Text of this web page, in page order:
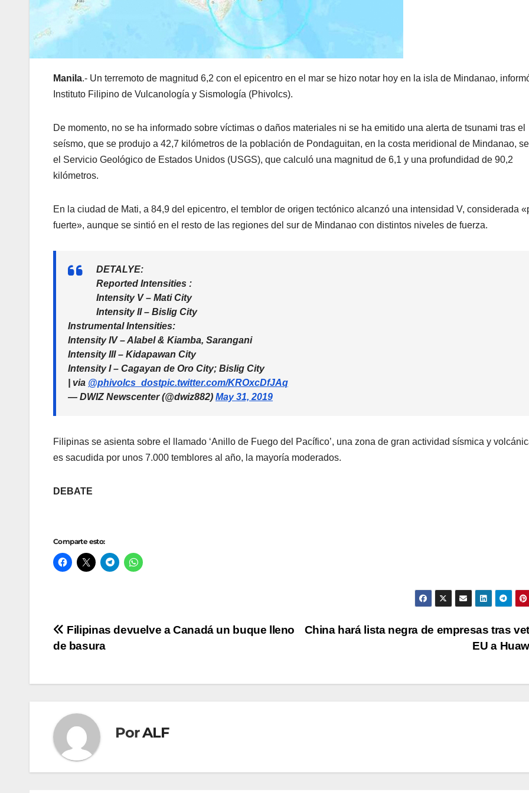
Manila.- Un terremoto de magnitud 6,2 con el epicentro en el mar se hizo notar hoy en la isla de Mindanao,
Instituto Filipino de Vulcanología y Sismología (Phivolcs).
De momento, no se ha informado sobre víctimas o daños materiales ni se ha emitido una alerta de tsunami tras el
seísmo, que se produjo a 42,7 kilómetros de la población de Pondaguitan, en la costa meridional de Mindanao,
el Servicio Geológico de Estados Unidos (USGS), que calculó una magnitud de 6,1 y una profundidad de 90,2
kilómetros.
En la ciudad de Mati, a 84,9 del epicentro, el temblor de origen tectónico alcanzó una intensidad V, considerada
fuerte», aunque se sintió en el resto de las regiones del sur de Mindanao con distintos niveles de fuerza.
DETALYE:
Reported Intensities :
Intensity V – Mati City
Intensity II – Bislig City
Instrumental Intensities:
Intensity IV – Alabel & Kiamba, Sarangani
Intensity III – Kidapawan City
Intensity I – Cagayan de Oro City; Bislig City
| via @phivolcs_dostpic.twitter.com/KROxcDfJAq
— DWIZ Newscenter (@dwiz882) May 31, 2019
Filipinas se asienta sobre el llamado ‘Anillo de Fuego del Pacífico’, una zona de gran actividad sísmica y
es sacudida por unos 7.000 temblores al año, la mayoría moderados.
DEBATE
Comparte esto:
Navegación
entradas
China hará lista negra de empresas tras
EU a
Filipinas devuelve a Canadá un buque lleno
de basura
PorALF